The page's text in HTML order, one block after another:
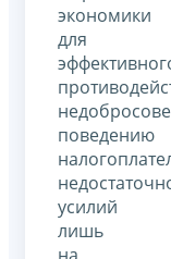
экономики
для
поведению
усилий
лишь
на